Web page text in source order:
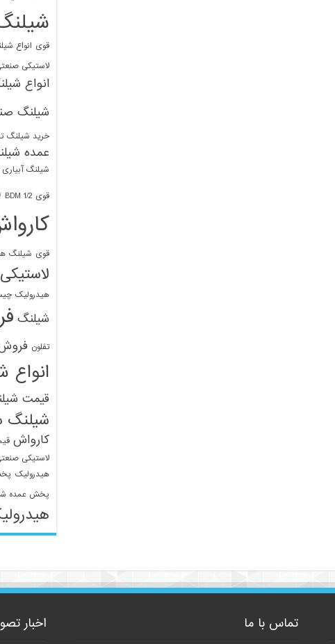
قوی انواع
لاستیکی
انواع
شیلنگ
خرید شیلنگ
عمده
شیلنگ
قوی 1/2 BDM
قوی شیلنگ
هیدرولیک
شیلنگ
تفلون
انواع
قیمت
شیلنگ
کارواش
لاستیکی
هیدرولیک
پخش عمده
تماس با ما اخبار